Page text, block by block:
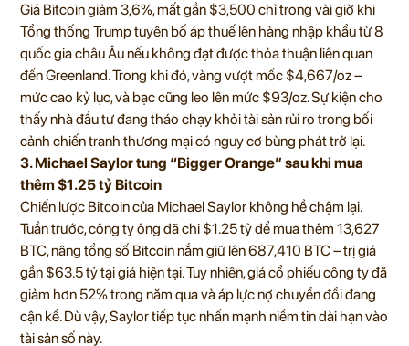
Giá Bitcoin giảm 3,6%, mất gần $3,500 chỉ trong vài giờ khi
Tổng thống Trump tuyên bố áp thuế lên hàng nhập khẩu từ 8
quốc gia châu Âu nếu không đạt được thỏa thuận liên quan
đến Greenland. Trong khi đó, vàng vượt mốc $4,667/oz –
mức cao kỷ lục, và bạc cũng leo lên mức $93/oz. Sự kiện cho
thấy nhà đầu tư đang tháo chạy khỏi tài sản rủi ro trong bối
cảnh chiến tranh thương mại có nguy cơ bùng phát trở lại.
3. Michael Saylor tung “Bigger Orange” sau khi mua
thêm $1.25 tỷ Bitcoin
Chiến lược Bitcoin của Michael Saylor không hề chậm lại.
Tuần trước, công ty ông đã chi $1.25 tỷ để mua thêm 13,627
BTC, nâng tổng số Bitcoin nắm giữ lên 687,410 BTC – trị giá
gần $63.5 tỷ tại giá hiện tại. Tuy nhiên, giá cổ phiếu công ty đã
giảm hơn 52% trong năm qua và áp lực nợ chuyển đổi đang
cận kề. Dù vậy, Saylor tiếp tục nhấn mạnh niềm tin dài hạn vào
tài sản số này.